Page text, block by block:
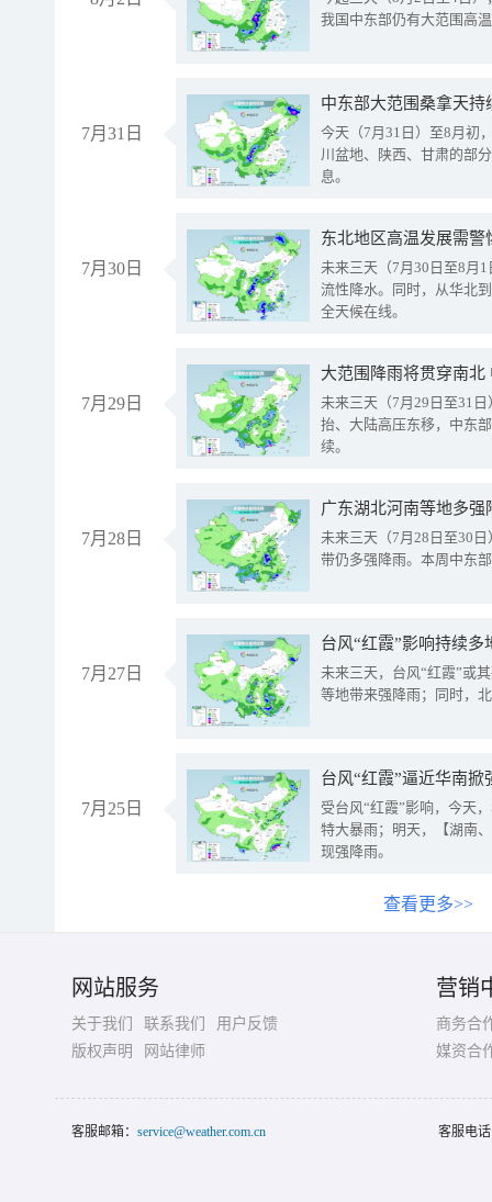
我国中东部仍有大范围高
7月31日
中东部大范围桑拿天
今天（7月31日）至8月初
川盆地、陕西、甘肃的部
息。
7月30日
东北地区高温发展需
未来三天（7月30日至8月
流性降水。同时，从华北
全天候在线。
7月29日
大范围降雨将贯穿南
未来三天（7月29日至31
抬、大陆高压东移，中东
续。
7月28日
广东湖北河南等地多
未来三天（7月28日至30
带仍多强降雨。本周中东
7月27日
台风“红霞”影响持续
未来三天，台风“红霞”或
等地带来强降雨；同时，
7月25日
台风“红霞”逼近华南
受台风“红霞”影响，今天
特大暴雨；明天，【湖南
现强降雨。
查看更多>>
网站服务
关于我们 联系我们
用户反馈
版权声明
网站律师
营销
商务合
媒资合
客服邮箱： service@weather.com.cn 客服电